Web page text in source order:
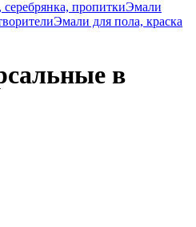
пропиткиЭмали
Эмали для пола, краска
в